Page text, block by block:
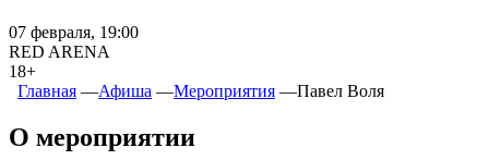
07 февраля, 19:00
RED ARENA
18+
Главная ―Афиша ―Мероприятия ―Павел Воля
О мероприятии